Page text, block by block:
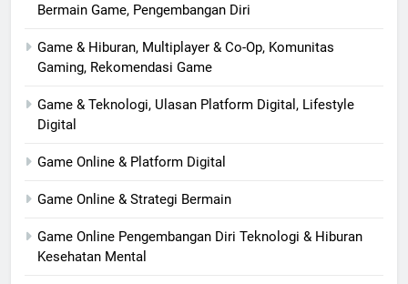
Bermain Game, Pengembangan Diri
Game & Hiburan, Multiplayer & Co-Op, Komunitas
Gaming, Rekomendasi Game
Game & Teknologi, Ulasan Platform Digital, Lifestyle
Digital
Game Online & Platform Digital
Game Online & Strategi Bermain
Game Online Pengembangan Diri Teknologi & Hiburan
Kesehatan Mental